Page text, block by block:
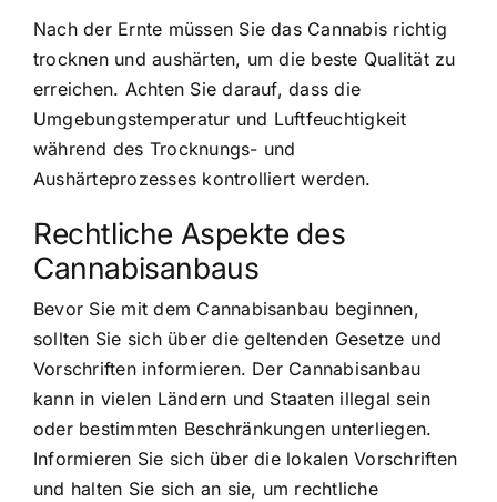
Nach der Ernte müssen Sie das Cannabis richtig
trocknen und aushärten, um die beste Qualität zu
erreichen. Achten Sie darauf, dass die
Umgebungstemperatur und Luftfeuchtigkeit
während des Trocknungs- und
Aushärteprozesses kontrolliert werden.
Rechtliche Aspekte des
Cannabisanbaus
Bevor Sie mit dem Cannabisanbau beginnen,
sollten Sie sich über die geltenden Gesetze und
Vorschriften informieren. Der Cannabisanbau
kann in vielen Ländern und Staaten illegal sein
oder bestimmten Beschränkungen unterliegen.
Informieren Sie sich über die lokalen Vorschriften
und halten Sie sich an sie, um rechtliche